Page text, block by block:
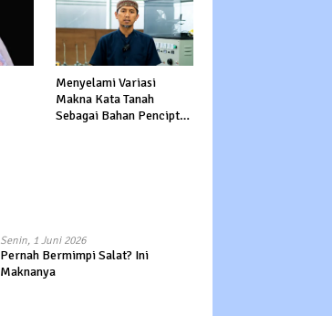
Menyelami Variasi
Makna Kata Tanah
Sebagai Bahan Pencipta
Senin, 1 Juni 2026
Pernah Bermimpi Salat? Ini
Maknanya